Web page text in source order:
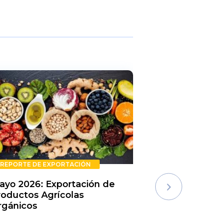
REPORTE DE EXPORTACIÓN
2026: Exportación de
Agrícolas
Rechazos
Semestre